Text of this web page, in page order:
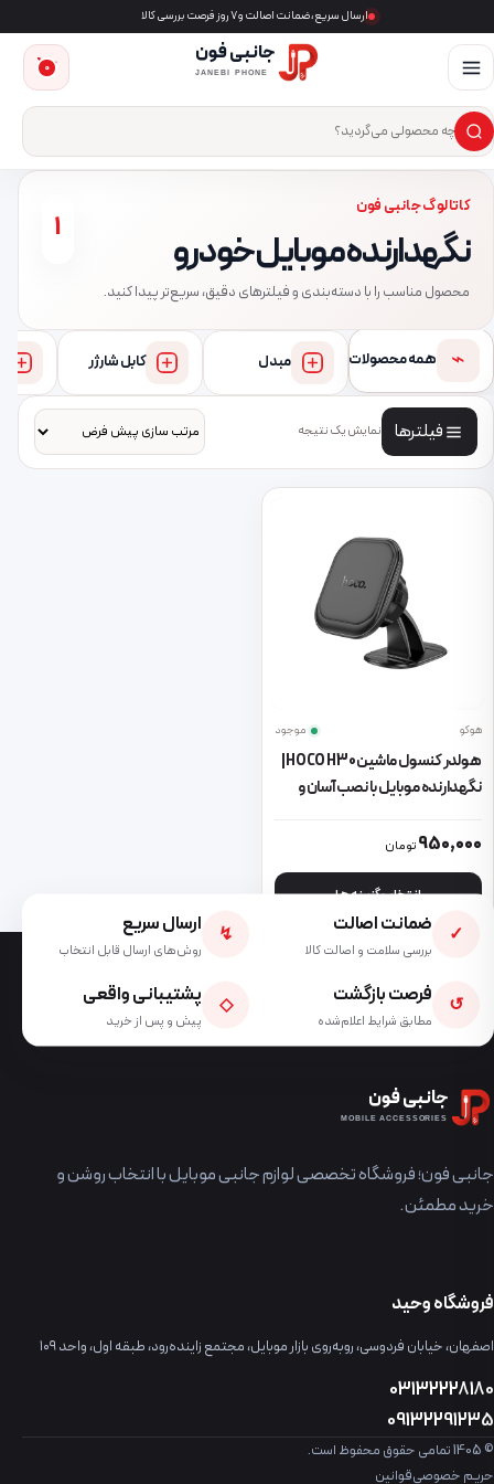
ارسال سریع، ضمانت اصالت و ۷ روز فرصت بررسی کالا
جانبی فون
JANEBI PHONE
جست‌وجوی محصول
×
0
کاتالوگ جانبی فون
نگهدارنده موبایل خودرو
محصول مناسب را با دسته‌بندی و فیلترهای دقیق، سریع‌تر پیدا کنید.
1
⌁ همه محصولات مبدل کابل شارژر
فیلترها نمایش یک نتیجه
هوکو موجود
نگهدارنده موبایل با نصب آسان و
950,000تومان
انتخاب گزینه ها
این محصول دارای انواع مختلفی می باشد. گزینه ها ممکن است در
✓ ضمانت اصالت
بررسی سلامت و اصالت کالا
↯ ارسال سریع
روش‌های ارسال قابل انتخاب
↺ فرصت بازگشت
مطابق شرایط اعلام‌شده
◇ پشتیبانی واقعی
پیش و پس از خرید
جانبی فون
MOBILE ACCESSORIES
جانبی فون؛ فروشگاه تخصصی لوازم جانبی موبایل با انتخاب روشن و
خرید مطمئن.
فروشگاه وحید
اصفهان، خیابان فردوسی، روبه‌روی بازار موبایل، مجتمع زاینده‌رود، طبقه اول، واحد ۱۰۹
03132228180
09132291235
© 1405 تمامی حقوق محفوظ است.
حریم خصوصیقوانین